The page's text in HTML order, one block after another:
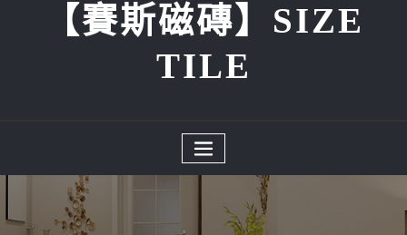
【賽斯磁磚】SIZE
TILE